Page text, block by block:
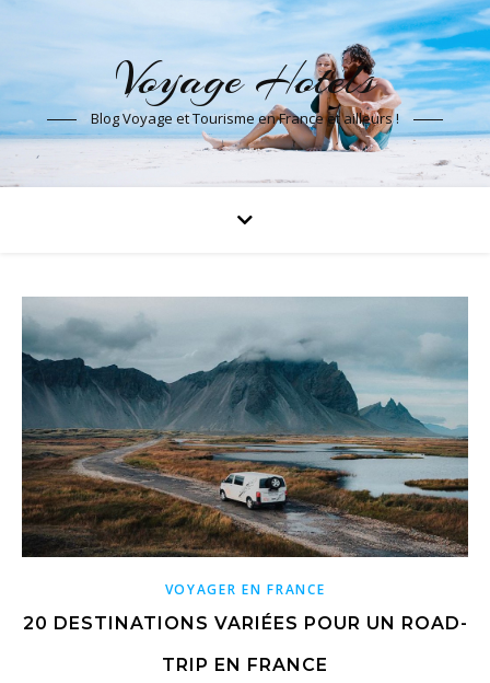
Voyage Hotels
Blog Voyage et Tourisme en France et ailleurs !
VOYAGER EN FRANCE
20 DESTINATIONS VARIÉES POUR UN ROAD-
TRIP EN FRANCE